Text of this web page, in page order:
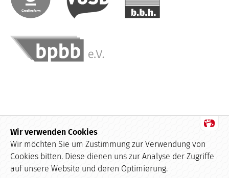
Datenschutz
Impressum
Wir verwenden Cookies
Wir möchten Sie um Zustimmung zur Verwendung von
Cookies bitten. Diese dienen uns zur Analyse der Zugriffe
auf unsere Website und deren Optimierung.
Kundenbewertungen und Erfahrungen zu